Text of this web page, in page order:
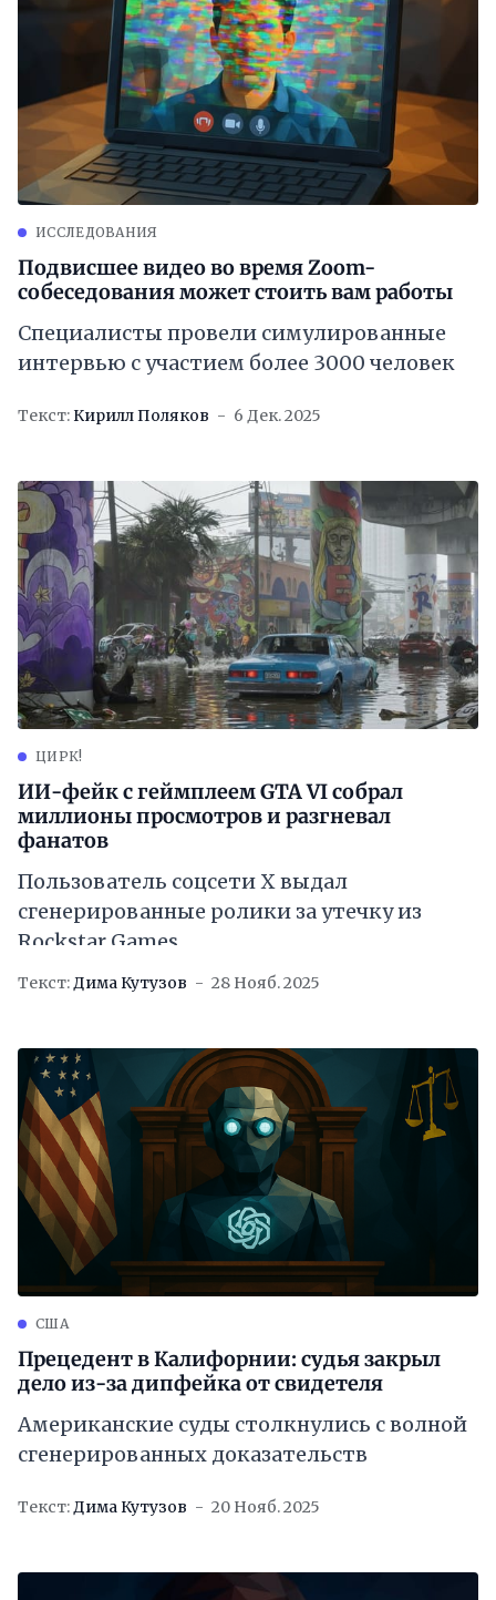
ИССЛЕДОВАНИЯ
Подвисшее видео во время Zoom-
собеседования может стоить вам работы
Специалисты провели симулированные
интервью с участием более 3000 человек
Текст: Кирилл Поляков 6 Дек. 2025
ЦИРК!
ИИ-фейк с геймплеем GTA VI собрал
миллионы просмотров и разгневал
фанатов
Пользователь соцсети X выдал
сгенерированные ролики за утечку из
Rockstar Games
Текст:Дима Кутузов 28 Нояб. 2025
США
Прецедент в Калифорнии: судья закрыл
дело из-за дипфейка от свидетеля
Американские суды столкнулись с волной
сгенерированных доказательств
Текст:Дима Кутузов 20 Нояб. 2025